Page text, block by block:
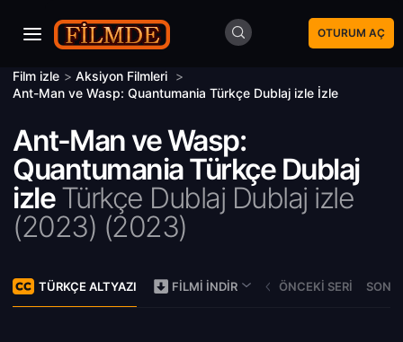
OTURUM AÇ
Film izle > Aksiyon Filmleri >
Ant-Man ve Wasp: Quantumania Türkçe Dublaj izle İzle
Ant-Man ve Wasp:
Quantumania Türkçe Dublaj
izleTürkçe Dublaj Dublaj izle
(2023) (2023)
TÜRKÇE ALTYAZI FILMI İNDIR ÖNCEKI SERI